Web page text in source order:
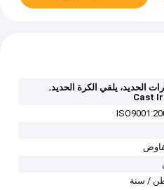
الحديد، يلقي الكرة الحديد,
Cast